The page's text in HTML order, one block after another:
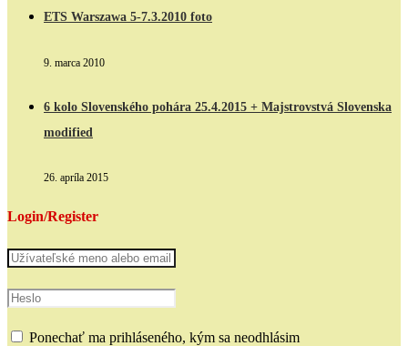
ETS Warszawa 5-7.3.2010 foto
9. marca 2010
6 kolo Slovenského pohára 25.4.2015 + Majstrovstvá Slovenska
modified
26. apríla 2015
Login/Register
Ponechať ma prihláseného, kým sa neodhlásim